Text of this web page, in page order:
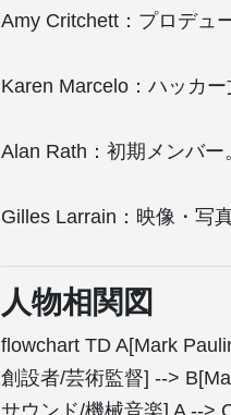
Amy Critchett：プロデュ
Karen Marcelo：ハッカ
Alan Rath：初期メンバー
Gilles Larrain：映像・写
人物相関図
flowchart TD A[Mark
創設者/芸術監督] -->